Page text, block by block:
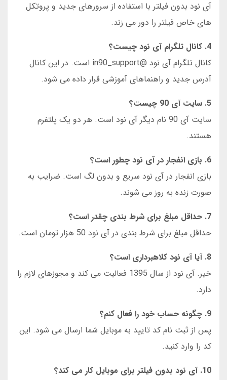
آی نود بدون فیلتر با استفاده از سرورهای جدید و پروتکل
های خاص فیلتر را دور می زند.
4. کانال تلگرام آی نود چیست؟
کانال تلگرام آی نود @in90_support است. در این کانال
آدرس جدید و راهنماهای آموزشی قرار داده می شود.
5. سایت آی 90 چیست؟
سایت آی 90 نام دیگر آی نود است. هر دو یک پلتفرم
هستند.
6. بازی انفجار در آی نود چطور است؟
بازی انفجار در آی نود سریع و بدون لگ است. ضرایب به
صورت زنده به روز می شوند.
7. حداقل مبلغ برای شرط بندی چقدر است؟
حداقل مبلغ برای شرط بندی در آی نود 50 هزار تومان است.
8. آیا آی نود کلاهبرداری است؟
خیر. آی نود از سال 1395 فعالیت می کند و مجوزهای لازم را
دارد.
9. چگونه حساب خود را فعال کنم؟
پس از ثبت نام کد تایید به موبایل شما ارسال می شود. این
کد را وارد کنید.
10. آی نود بدون فیلتر برای موبایل کار می کند؟